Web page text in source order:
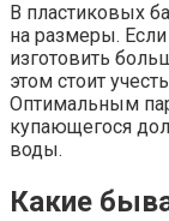
В пластиковых
на размеры.
изготовить
этом стоит
Оптимальным
купающегося
воды.
Какие